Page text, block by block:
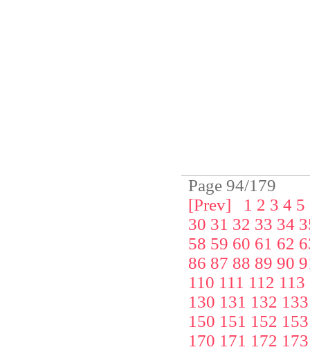
Page 94/179
[Prev]
1 2 3 4 5
30 31 32 33 34
58 59 60 61 62
86 87 88 89 90
110 111 112 113
130 131 132 133
150 151 152 153
170 171 172 173